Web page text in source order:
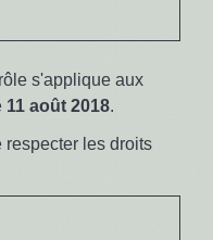
s'applique aux
11 août 2018.
respecter les droits